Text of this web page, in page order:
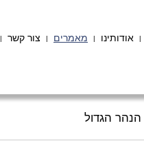
| אודותינו | מאמרים | צור קשר |
הנהר הגדול